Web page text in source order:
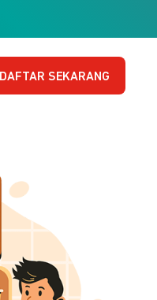
DAFTAR SEKARANG